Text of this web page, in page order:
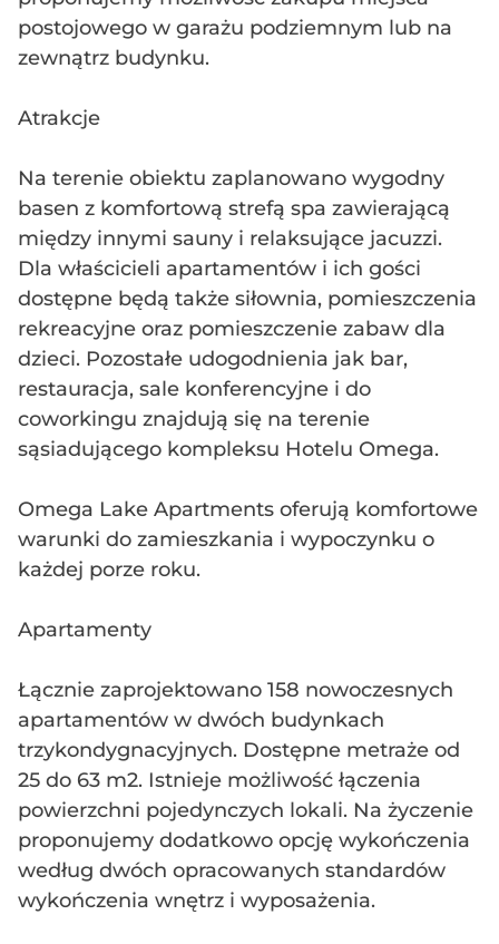
postojowego w garażu podziemnym lub na
zewnątrz budynku.
Atrakcje
Na terenie obiektu zaplanowano wygodny
basen z komfortową strefą spa zawierającą
między innymi sauny i relaksujące jacuzzi.
Dla właścicieli apartamentów i ich gości
dostępne będą także siłownia, pomieszczenia
rekreacyjne oraz pomieszczenie zabaw dla
dzieci. Pozostałe udogodnienia jak bar,
restauracja, sale konferencyjne i do
coworkingu znajdują się na terenie
sąsiadującego kompleksu Hotelu Omega.
Omega Lake Apartments oferują komfortowe
warunki do zamieszkania i wypoczynku o
każdej porze roku.
Apartamenty
Łącznie zaprojektowano 158 nowoczesnych
apartamentów w dwóch budynkach
trzykondygnacyjnych. Dostępne metraże od
25 do 63 m2. Istnieje możliwość łączenia
powierzchni pojedynczych lokali. Na życzenie
proponujemy dodatkowo opcję wykończenia
według dwóch opracowanych standardów
wykończenia wnętrz i wyposażenia.